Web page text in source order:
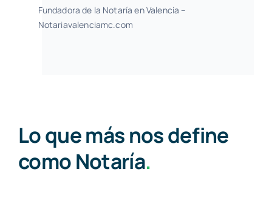
Fundadora de la Notaría en Valencia –
Notariavalenciamc.com
Lo que más nos define
como Notaría.